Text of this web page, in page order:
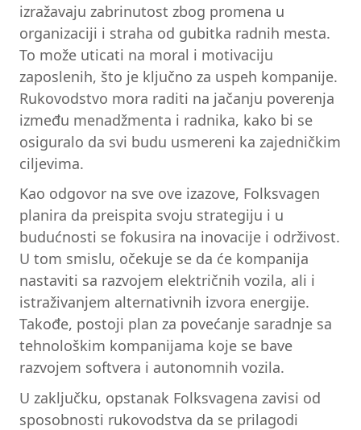
izražavaju zabrinutost zbog promena u
organizaciji i straha od gubitka radnih mesta.
To može uticati na moral i motivaciju
zaposlenih, što je ključno za uspeh kompanije.
Rukovodstvo mora raditi na jačanju poverenja
između menadžmenta i radnika, kako bi se
osiguralo da svi budu usmereni ka zajedničkim
ciljevima.
Kao odgovor na sve ove izazove, Folksvagen
planira da preispita svoju strategiju i u
budućnosti se fokusira na inovacije i održivost.
U tom smislu, očekuje se da će kompanija
nastaviti sa razvojem električnih vozila, ali i
istraživanjem alternativnih izvora energije.
Takođe, postoji plan za povećanje saradnje sa
tehnološkim kompanijama koje se bave
razvojem softvera i autonomnih vozila.
U zaključku, opstanak Folksvagena zavisi od
sposobnosti rukovodstva da se prilagodi